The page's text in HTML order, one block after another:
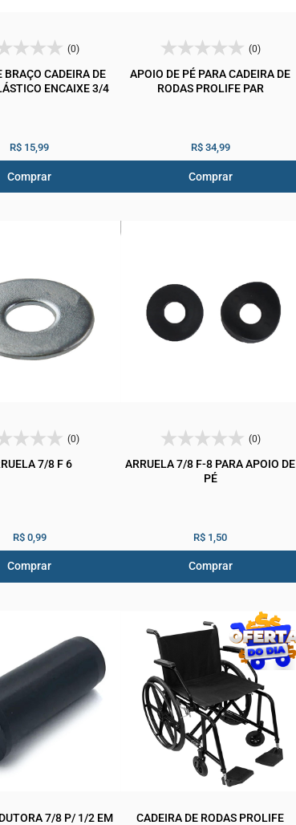
(0)
BRAÇO CADEIRA DE
ENCAIXE 3/4
R$ 15,99
Comprar
(0)
APOIO DE PÉ PARA CADEIRA DE
RODAS PROLIFE PAR
R$ 34,99
Comprar
(0)
7/8 F 6
R$ 0,99
Comprar
(0)
ARRUELA 7/8 F-8 PARA APOIO DE
PÉ
R$ 1,50
Comprar
7/8 P/ 1/2 EM
CADEIRA DE RODAS PROLIFE